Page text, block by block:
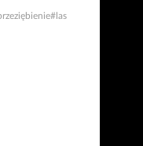
#las